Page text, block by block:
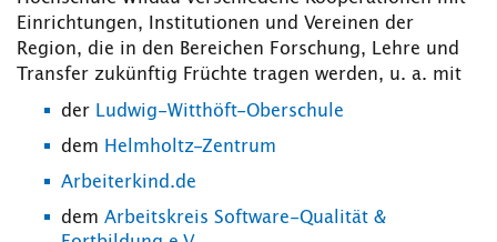
Einrichtungen, Institutionen und Vereinen der
Region, die in den Bereichen Forschung, Lehre und
Transfer zukünftig Früchte tragen werden, u. a. mit
der Ludwig-Witthöft-Oberschule
dem Helmholtz-Zentrum
Arbeiterkind.de
dem Arbeitskreis Software-Qualität &